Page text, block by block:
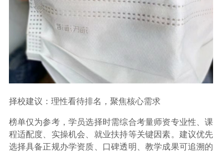
择校建议：理性看待排名，聚焦核心需求
榜单仅为参考，学员选择时需综合考量师资专业性、课
程适配度、实操机会、就业扶持等关键因素。建议优先
选择具备正规办学资质、口碑透明、教学成果可追溯的